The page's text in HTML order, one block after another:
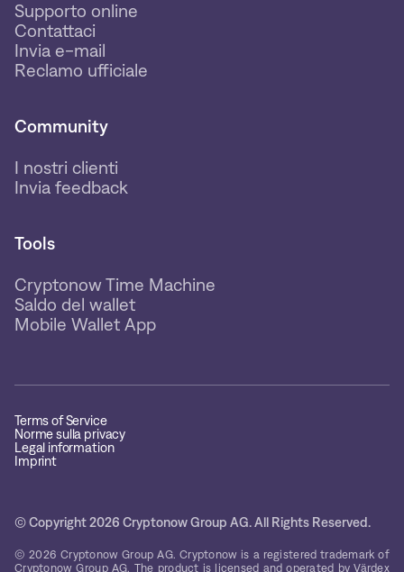
Supporto online
Contattaci
Invia e-mail
Reclamo ufficiale
Community
I nostri clienti
Invia feedback
Tools
Cryptonow Time Machine
Saldo del wallet
Mobile Wallet App
Terms of Service
Norme sulla privacy
Legal information
Imprint
© Copyright 2026 Cryptonow Group AG. All Rights Reserved.
© 2026 Cryptonow Group AG. Cryptonow is a registered trademark of
Cryptonow Group AG. The product is licensed and operated by Värdex